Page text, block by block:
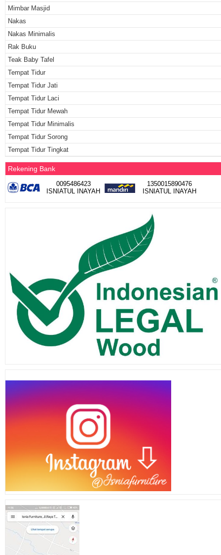
Mimbar Masjid
Nakas
Nakas Minimalis
Rak Buku
Teak Baby Tafel
Tempat Tidur
Tempat Tidur Jati
Tempat Tidur Laci
Tempat Tidur Mewah
Tempat Tidur Minimalis
Tempat Tidur Sorong
Tempat Tidur Tingkat
Rekening Bank
0095486423
ISNIATUL INAYAH
1350015890476
ISNIATUL INAYAH